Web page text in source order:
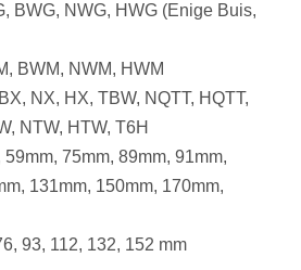
BWG, NWG, HWG (Enige Buis,
BWM, NWM, HWM
NX, HX, TBW, NQTT, HQTT,
NTW, HTW, T6H
75mm, 89mm, 91mm,
131mm, 150mm, 170mm,
93, 112, 132, 152 mm